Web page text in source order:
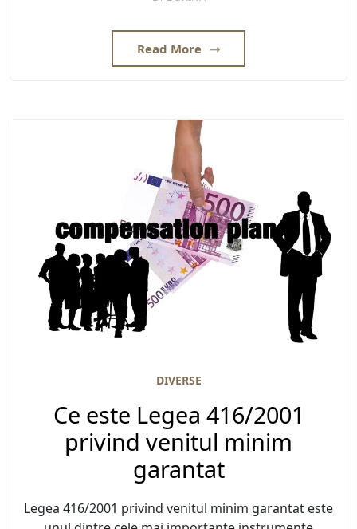
Read More
DIVERSE
Ce este Legea 416/2001
privind venitul minim
garantat
Legea 416/2001 privind venitul minim garantat este